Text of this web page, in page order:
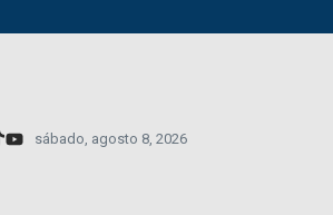
precios
sábado, agosto 8, 2026